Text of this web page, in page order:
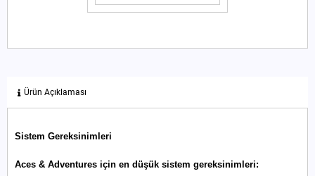
Ürün Açıklaması
Sistem Gereksinimleri
Aces & Adventures için en düşük sistem gereksinimleri: